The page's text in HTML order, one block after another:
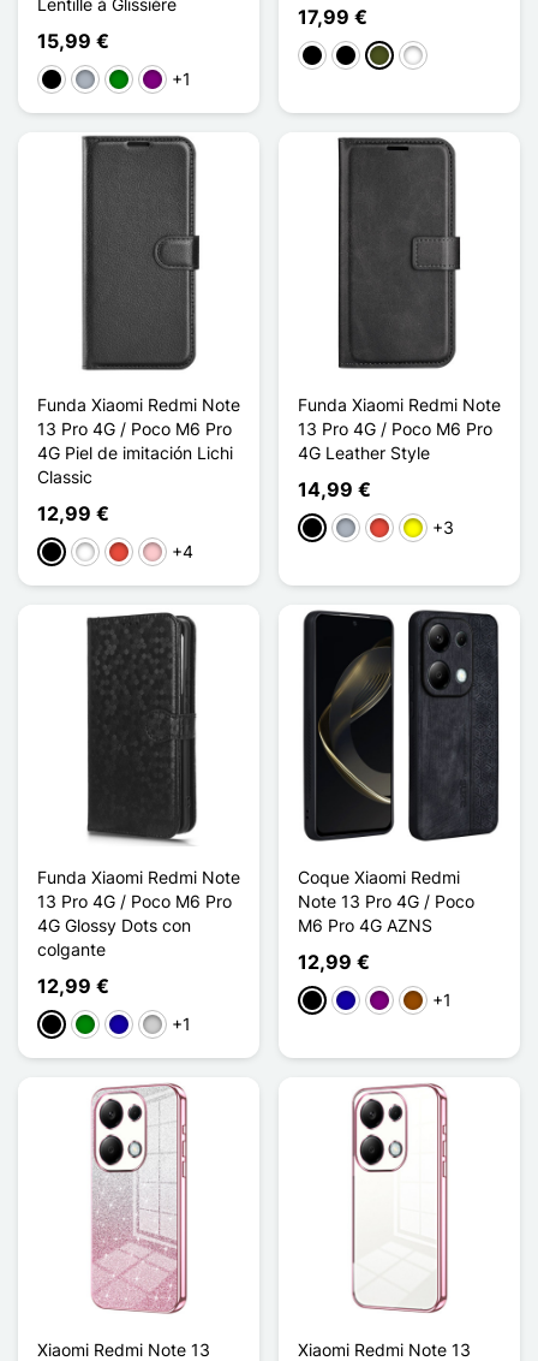
15,99 €
NegroGris VerdePúrpura
+1
17,99 €
Noir Transparent
Noir MatGrille Camouflage
Camouflage
Funda Xiaomi Redmi Note
13 Pro 4G / Poco M6 Pro
4G Piel de imitación Lichi
Classic
12,99 €
NegroBlancoRojoRosa+4
Funda Xiaomi Redmi Note
13 Pro 4G / Poco M6 Pro
4G Leather Style
14,99 €
NegroGris RojoAmarillo
+3
Funda Xiaomi Redmi Note
13 Pro 4G / Poco M6 Pro
4G Glossy Dots con
colgante
12,99 €
NegroVerdeAzul oscuro
Plata+1
Coque Xiaomi Redmi
Note 13 Pro 4G / Poco
M6 Pro 4G AZNS
12,99 €
NegroAzul oscuro
PúrpuraMarrón
+1
Xiaomi Redmi Note 13
Xiaomi Redmi Note 13